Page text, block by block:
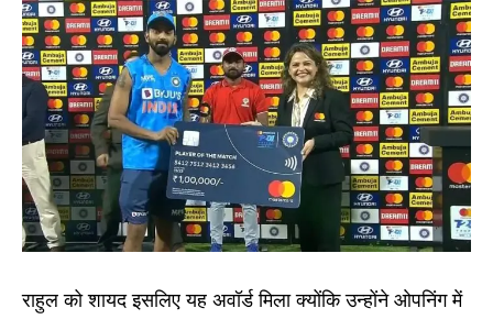
राहुल को शायद इसलिए यह अवॉर्ड मिला क्योंकि उन्होंने ओपनिंग में